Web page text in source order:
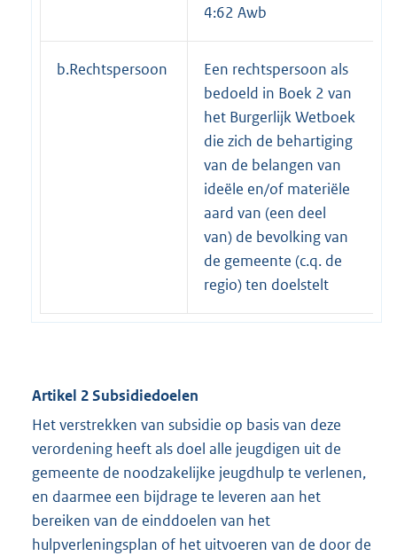
4:62 Awb
b.Rechtspersoon
Een rechtspersoon als
bedoeld in Boek 2 van
het Burgerlijk Wetboek
die zich de behartiging
van de belangen van
ideële en/of materiële
aard van (een deel
van) de bevolking van
de gemeente (c.q. de
regio) ten doelstelt
Artikel 2 Subsidiedoelen
Het verstrekken van subsidie op basis van deze
verordening heeft als doel alle jeugdigen uit de
gemeente de noodzakelijke jeugdhulp te verlenen,
en daarmee een bijdrage te leveren aan het
bereiken van de einddoelen van het
hulpverleningsplan of het uitvoeren van de door de